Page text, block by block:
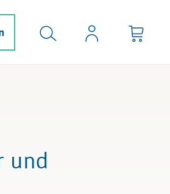
und